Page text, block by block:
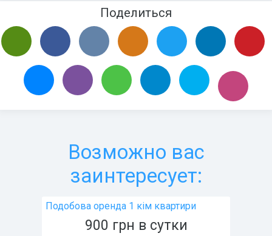
Поделиться
Возможно вас
заинтересует:
Подобова оренда 1 кім квартири
900 грн в сутки